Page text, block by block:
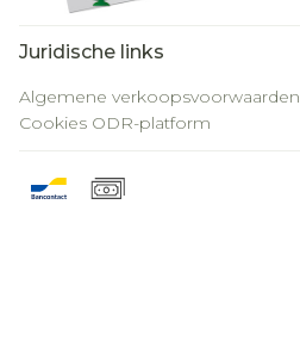
Juridische links
Algemene verkoopsvoorwaarden
Cookies ODR-platform